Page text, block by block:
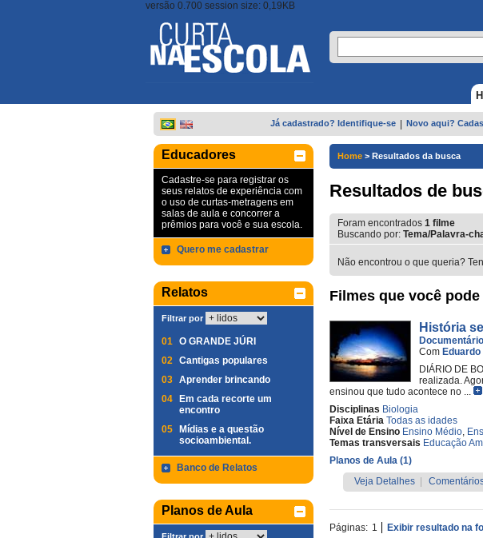
versão 0.700 session size: 0,19KB
Já cadastrado? Identifique-se Novo aqui?
Educadores
Cadastre-se para registrar os
seus relatos de experiência com
o uso de curtas-metragens em
salas de aula e concorrer a
prêmios para você e sua escola.
Quero me cadastrar
Relatos
Filtrar por
01 O GRANDE JÚRI
02 Cantigas populares
03 Aprender brincando
04
Em cada recorte um
encontro
05
Mídias e a questão
socioambiental.
Banco de Relatos
Planos de Aula
Home > Resultados da busca
Resultados de
Foram encontrados 1 filme
Buscando por: Tema/Palavra-
Não encontrou o que queria?
Filmes que você
História
Documentário
Com Eduardo
DIÁRIO DE
realizada.
ensinou que tudo acontece no ...
Disciplinas Biologia
Faixa Etária Todas as idades
Nível de Ensino Ensino Médio,
Temas transversais Educação
Planos de Aula (1)
Veja Detalhes
Páginas: 1 Exibir resultado na